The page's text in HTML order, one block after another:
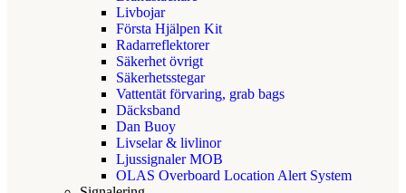
Livbojar
Första Hjälpen Kit
Radarreflektorer
Säkerhet övrigt
Säkerhetsstegar
Vattentät förvaring, grab bags
Däcksband
Dan Buoy
Livselar & livlinor
Ljussignaler MOB
OLAS Overboard Location Alert System